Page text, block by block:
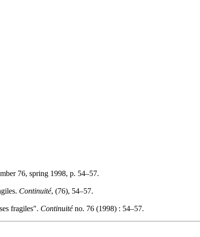
76, spring 1998, p. 54–57.
Continuité, (76), 54–57.
fragiles". Continuiténo. 76 (1998) : 54–57.